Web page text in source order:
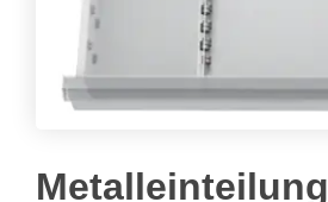
Metalleinteilung